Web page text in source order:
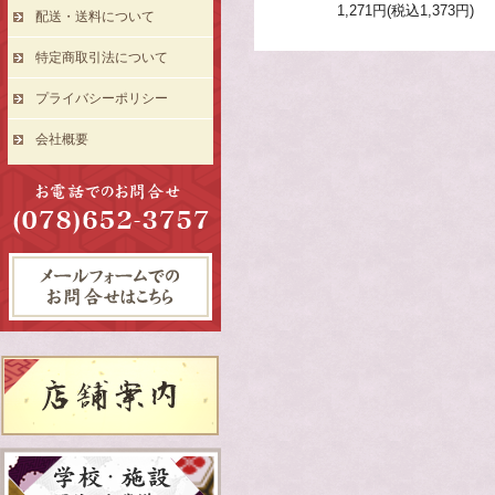
1,271円(税込1,373円)
配送・送料について
特定商取引法について
プライバシーポリシー
会社概要